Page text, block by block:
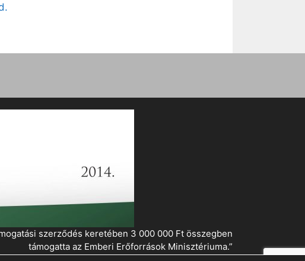
szerződés keretében 3 000 000 Ft összegben
támogatta az Emberi Erőforrások Minisztériuma.”